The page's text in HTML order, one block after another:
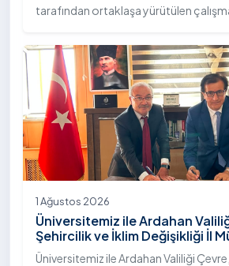
tarafından ortaklaşa yürütülen
"İstifli Taş Tahkimatı" projesi titizlikle
1 Ağustos 2026
Üniversitemiz ile Ardahan
Şehircilik ve İklim Değişikliği İl
Arasında İş Birliği Protokolü
Üniversitemiz ile Ardahan Valiliği